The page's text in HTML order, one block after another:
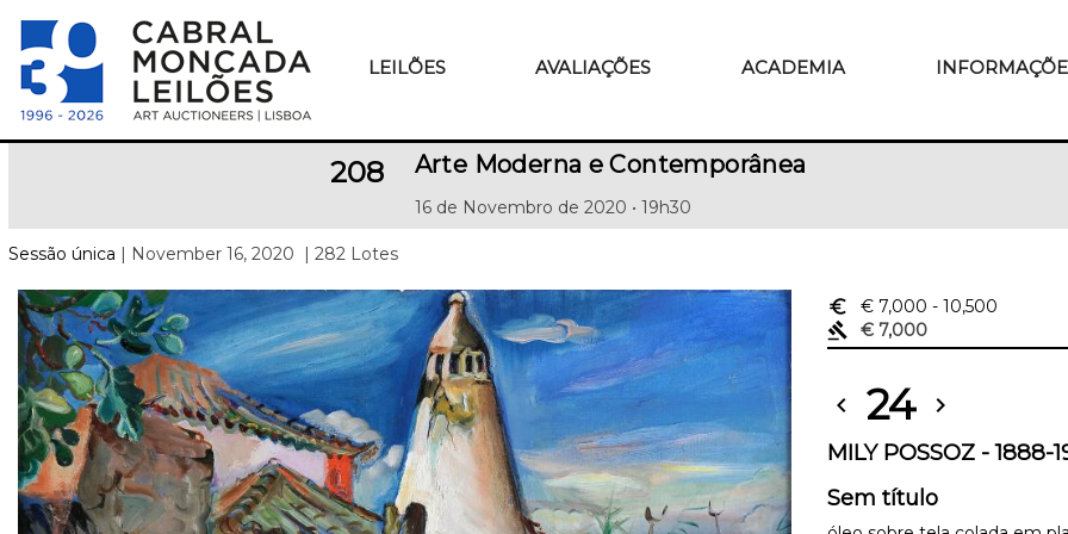
LEILÕES AVALIAÇÕES ACADEMIA
208 Arte Moderna e Contemporânea
16 de Novembro de 2020 • 19h30
Sessão única | November 16, 2020 | 282 Lotes
euro_symbol € 7,000 - 10,500
gavel
€ 7,000
chevron_left 24 chevron_right
MILY POSSOZ - 1888-
Sem título